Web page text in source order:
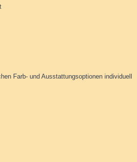
Farb- und Ausstattungsoptionen individuell